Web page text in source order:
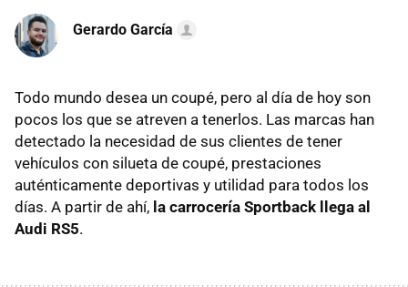
Gerardo García
Todo mundo desea un coupé, pero al día de hoy son
pocos los que se atreven a tenerlos. Las marcas han
detectado la necesidad de sus clientes de tener
vehículos con silueta de coupé, prestaciones
auténticamente deportivas y utilidad para todos los
días. A partir de ahí, la carrocería Sportback llega al
Audi RS5.